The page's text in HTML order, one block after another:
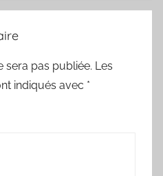
sera pas publiée. Les
indiqués avec *